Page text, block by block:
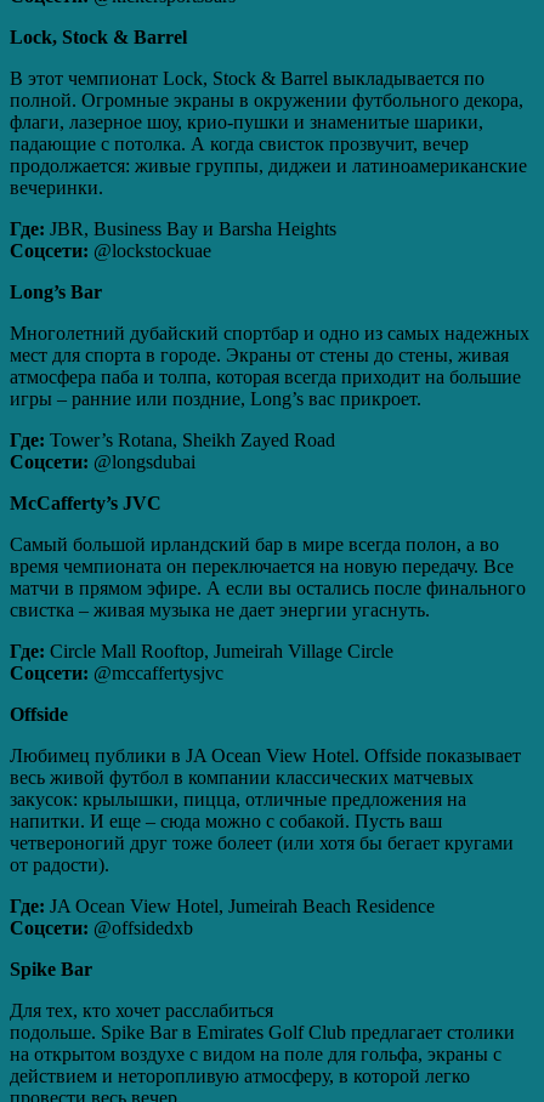
Lock, Stock & Barrel
В этот чемпионат Lock, Stock & Barrel выкладывается по
полной. Огромные экраны в окружении футбольного декора,
флаги, лазерное шоу, крио‑пушки и знаменитые шарики,
падающие с потолка. А когда свисток прозвучит, вечер
продолжается: живые группы, диджеи и латиноамериканские
вечеринки.
Где: JBR, Business Bay и Barsha Heights
Соцсети: @lockstockuae
Long’s Bar
Многолетний дубайский спортбар и одно из самых надежных
мест для спорта в городе. Экраны от стены до стены, живая
атмосфера паба и толпа, которая всегда приходит на большие
игры – ранние или поздние, Long’s вас прикроет.
Где: Tower’s Rotana, Sheikh Zayed Road
Соцсети: @longsdubai
McCafferty’s JVC
Самый большой ирландский бар в мире всегда полон, а во
время чемпионата он переключается на новую передачу. Все
матчи в прямом эфире. А если вы остались после финального
свистка – живая музыка не дает энергии угаснуть.
Где: Circle Mall Rooftop, Jumeirah Village Circle
Соцсети: @mccaffertysjvc
Offside
Любимец публики в JA Ocean View Hotel. Offside показывает
весь живой футбол в компании классических матчевых
закусок: крылышки, пицца, отличные предложения на
напитки. И еще – сюда можно с собакой. Пусть ваш
четвероногий друг тоже болеет (или хотя бы бегает кругами
от радости).
Где: JA Ocean View Hotel, Jumeirah Beach Residence
Соцсети: @offsidedxb
Spike Bar
Для тех, кто хочет расслабиться
подольше. Spike Bar в Emirates Golf Club предлагает столики
на открытом воздухе с видом на поле для гольфа, экраны с
действием и неторопливую атмосферу, в которой легко
провести весь вечер.